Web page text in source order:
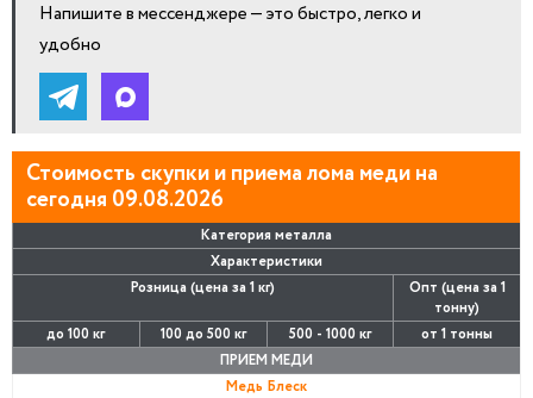
Напишите в мессенджере — это быстро, легко и
удобно
Стоимость скупки и приема лома меди на
сегодня 09.08.2026
Категория металла
Характеристики
Розница (цена за 1 кг)
Опт (цена за 1
тонну)
до 100 кг
100 до 500 кг 500 - 1000 кг
от 1 тонны
ПРИЕМ МЕДИ
Медь Блеск